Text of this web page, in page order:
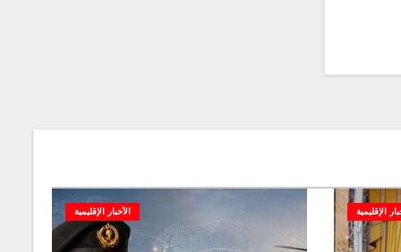
الإقليمية الأخبار الإقليمية